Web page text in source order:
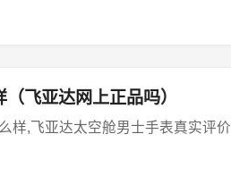
飞亚达网上正品吗）
样,飞亚达太空舱男士手表真实评价